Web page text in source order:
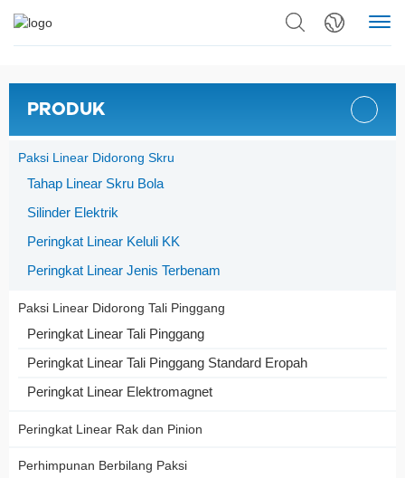
PRODUK
Paksi Linear Didorong Skru
Tahap Linear Skru Bola
Silinder Elektrik
Peringkat Linear Keluli KK
Peringkat Linear Jenis Terbenam
Paksi Linear Didorong Tali Pinggang
Peringkat Linear Tali Pinggang
Peringkat Linear Tali Pinggang Standard Eropah
Peringkat Linear Elektromagnet
Peringkat Linear Rak dan Pinion
Perhimpunan Berbilang Paksi